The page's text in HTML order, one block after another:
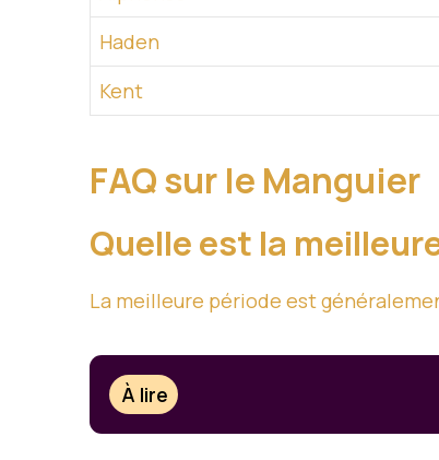
Haden
Kent
FAQ sur le Manguier
Quelle est la
La meilleure période est
À lire